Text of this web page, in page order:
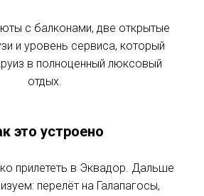
с балконами, две открытые
и уровень сервиса, который
в полноценный люксовый
отдых.
это устроено
прилететь в Эквадор. Дальше
перелёт на Галапагосы,